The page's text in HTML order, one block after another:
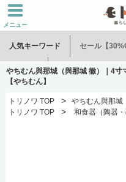
メニュー
人気キーワード セール【
水谷和音 児玉修治
やちむん與那城（與那城 徹）｜4
【やちむん】
トリノワ TOP >
やちむん與那城
トリノワ TOP
> 和食器（陶器・